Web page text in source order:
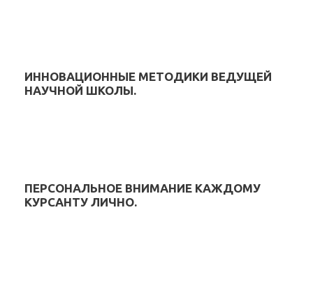
ИННОВАЦИОННЫЕ МЕТОДИКИ ВЕДУЩЕЙ
НАУЧНОЙ ШКОЛЫ.
ПЕРСОНАЛЬНОЕ ВНИМАНИЕ КАЖДОМУ
КУРСАНТУ ЛИЧНО.